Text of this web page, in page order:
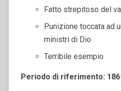
Fatto strepitoso del
Punizione toccata ad
ministri di Dio
Terribile esempio
Periodo di riferimento: